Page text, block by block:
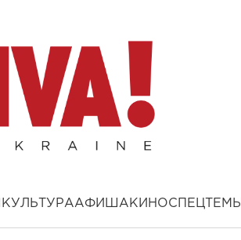
КУЛЬТУРААФИША КИНОСПЕЦТЕМЫ